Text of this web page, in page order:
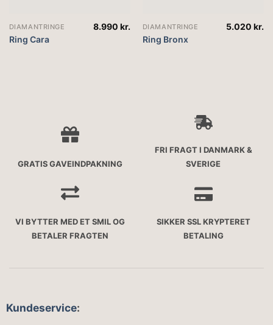
DIAMANTRINGE
Ring Cara
8.990kr. DIAMANTRINGE
Ring Bronx
5.020kr.
GRATIS GAVEINDPAKNING
FRI FRAGT I DANMARK &
SVERIGE
VI BYTTER MED ET SMIL OG
BETALER FRAGTEN
SIKKER SSL KRYPTERET
BETALING
Kundeservice: